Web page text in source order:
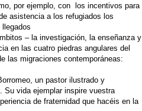
por ejemplo, con los incentivos para
asistencia a los refugiados los
– la investigación, la enseñanza y
en las cuatro piedras angulares del
las migraciones contemporáneas:
un pastor ilustrado y
Su vida ejemplar inspire vuestra
de fraternidad que hacéis en la